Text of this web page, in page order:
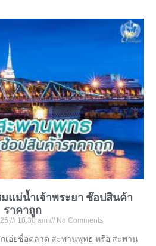
แม่น้ำเจ้าพระยา ช๊อปสินค้า
ราคาถูก
10:30 am No Comments
เอ่ยชื่อตลาด สะพานพุทธ หรือ สะพาน